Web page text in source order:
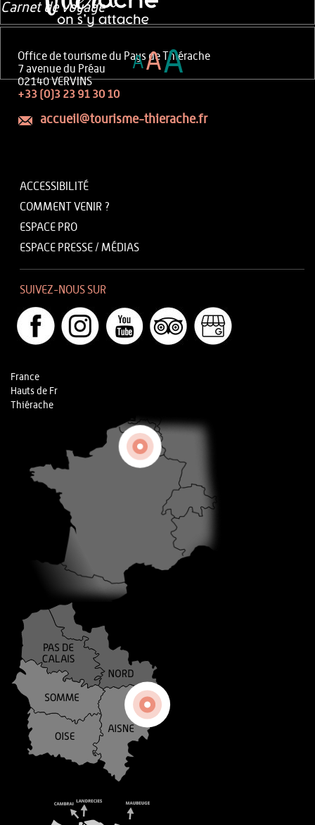
Office de tourisme du Pays de Thiérache
7 avenue du Préau
02140 VERVINS
+33 (0)3 23 91 30 10
accueil@tourisme-thierache.fr
ACCESSIBILITÉ
COMMENT VENIR ?
ESPACE PRO
ESPACE PRESSE / MÉDIAS
SUIVEZ-NOUS SUR
France
Hauts de Fr
Thiérache
Carnet de voyage
AAA